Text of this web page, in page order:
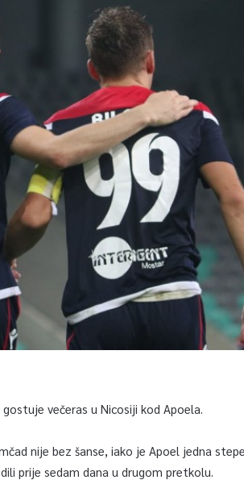
večeras u Nicosiji kod Apoela.
nije bez šanse, iako je Apoel jedna
prije sedam dana u drugom pretkolu.